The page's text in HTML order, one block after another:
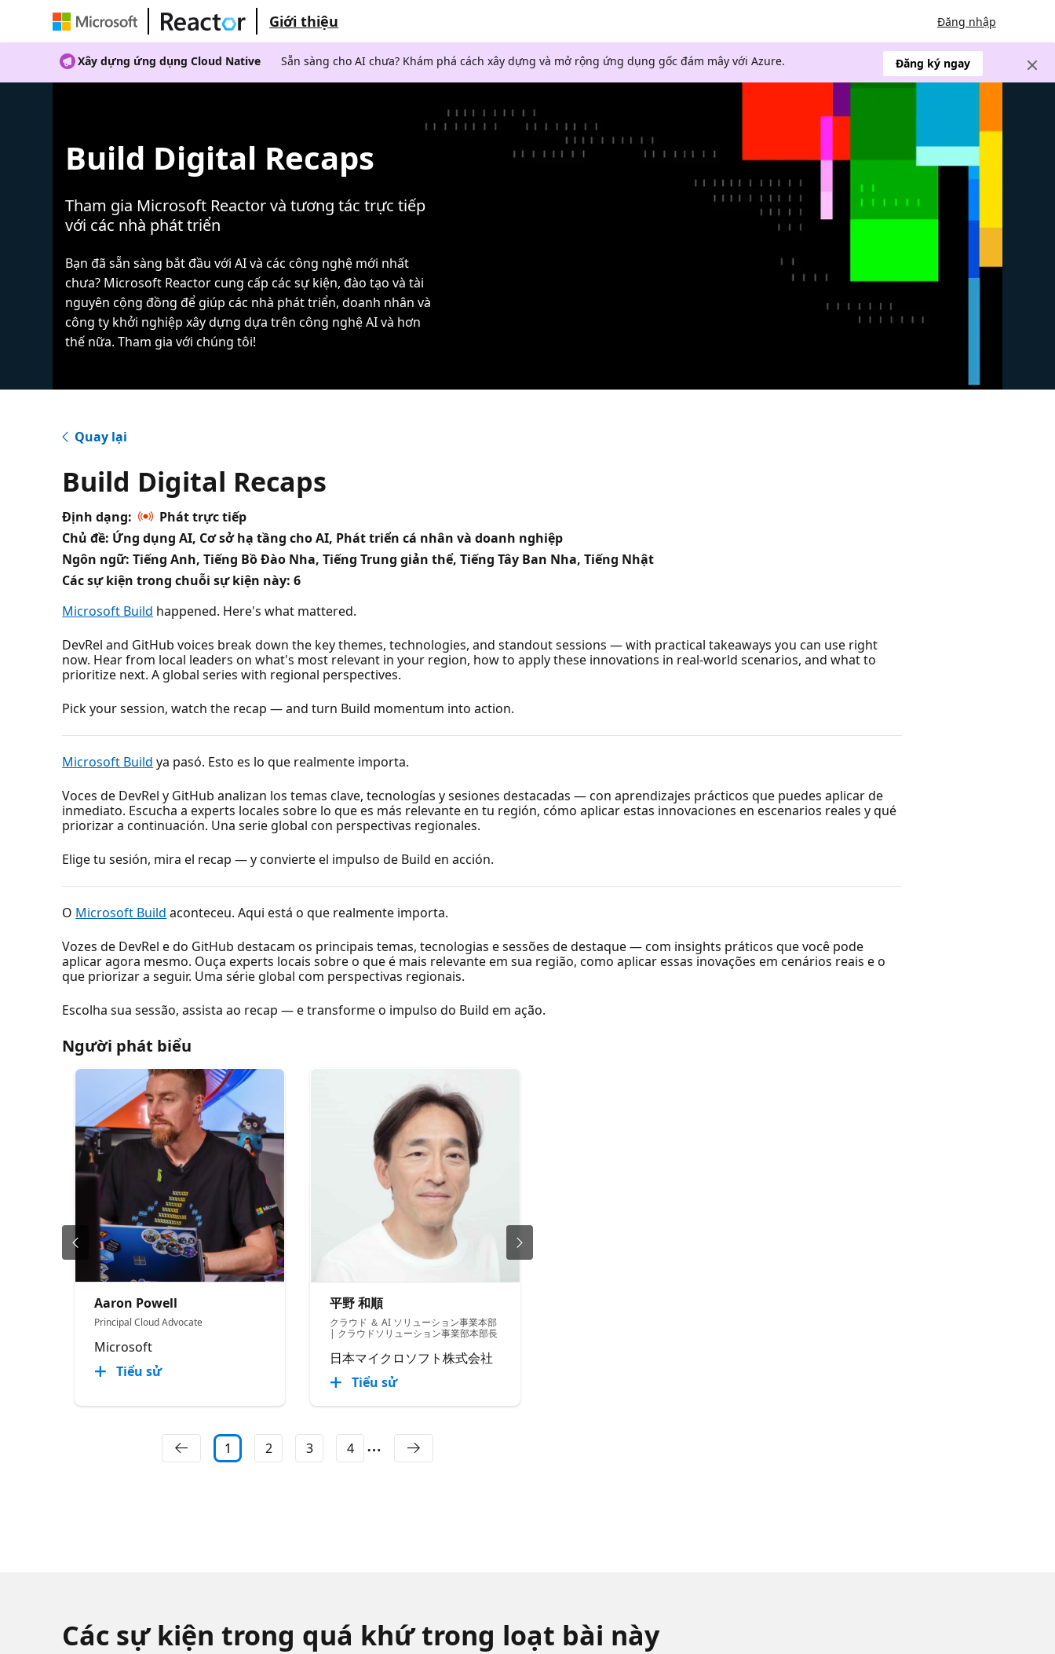
Giới thiệu Đăng nhập
Xây dựng ứng dụng Cloud Native Sẵn sàng cho AI chưa? Khám phá cách xây dựng và mở rộng ứng dụng gốc đám mây với Azure. Đăng ký ngay
Build Digital Recaps
Tham gia Microsoft Reactor và tương tác trực tiếp
với các nhà phát triển
Bạn đã sẵn sàng bắt đầu với AI và các công nghệ mới nhất
chưa? Microsoft Reactor cung cấp các sự kiện, đào tạo và tài
nguyên cộng đồng để giúp các nhà phát triển, doanh nhân và
công ty khởi nghiệp xây dựng dựa trên công nghệ AI và hơn
thế nữa. Tham gia với chúng tôi!
Quay lại
Build Digital Recaps
Định dạng:
Phát trực tiếp
Chủ đề: Ứng dụng AI, Cơ sở hạ tầng cho AI, Phát triển cá nhân và doanh nghiệp
Ngôn ngữ: Tiếng Anh, Tiếng Bồ Đào Nha, Tiếng Trung giản thể, Tiếng Tây Ban Nha, Tiếng Nhật
Các sự kiện trong chuỗi sự kiện này: 6
Microsoft Build happened. Here's what mattered.
DevRel and GitHub voices break down the key themes, technologies, and standout sessions — with practical takeaways you can use right
now. Hear from local leaders on what's most relevant in your region, how to apply these innovations in real-world scenarios, and what to
prioritize next. A global series with regional perspectives.
Pick your session, watch the recap — and turn Build momentum into action.
Microsoft Build ya pasó. Esto es lo que realmente importa.
Voces de DevRel y GitHub analizan los temas clave, tecnologías y sesiones destacadas — con aprendizajes prácticos que puedes aplicar de
inmediato. Escucha a experts locales sobre lo que es más relevante en tu región, cómo aplicar estas innovaciones en escenarios reales y qué
priorizar a continuación. Una serie global con perspectivas regionales.
Elige tu sesión, mira el recap — y convierte el impulso de Build en acción.
O Microsoft Build aconteceu. Aqui está o que realmente importa.
Vozes de DevRel e do GitHub destacam os principais temas, tecnologias e sessões de destaque — com insights práticos que você pode
aplicar agora mesmo. Ouça experts locais sobre o que é mais relevante em sua região, como aplicar essas inovações em cenários reais e o
que priorizar a seguir. Uma série global com perspectivas regionais.
Escolha sua sessão, assista ao recap — e transforme o impulso do Build em ação.
Người phát biểu
Aaron Powell
Principal Cloud Advocate
Microsoft
Tiểu sử
平野 和順
クラウド ＆ AI ソリューション事業本部
| クラウドソリューション事業部本部長
日本マイクロソフト株式会社
Tiểu sử
1 2 3 4
Các sự kiện trong quá khứ trong loạt bài này